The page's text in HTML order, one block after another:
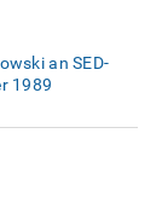
an SED-
1989